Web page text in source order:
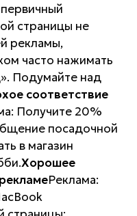
страницы не
рекламы,
часто нажимать
Подумайте над
соответствие
Получите 20%
посадочной
в магазин
Хорошее
Реклама: